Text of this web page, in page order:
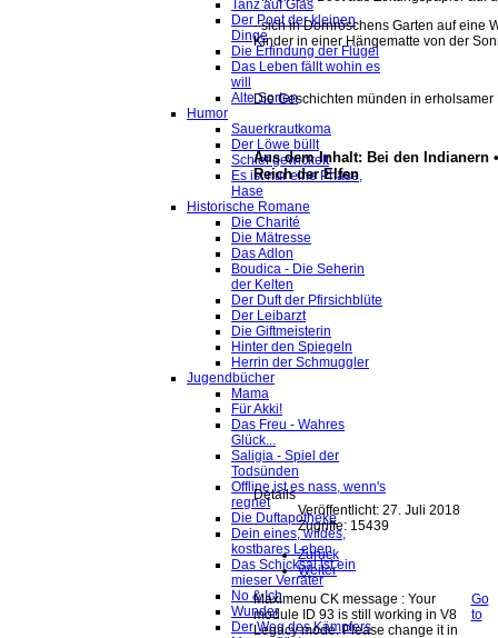
Tanz auf Glas
Der Poet der kleinen
Dinge
Die Erfindung der Flügel
Das Leben fällt wohin es
will
Alte Sorten
Humor
Sauerkrautkoma
Der Löwe büllt
Schief gewickelt
Es ist nur eine Phase,
Hase
Historische Romane
Die Charité
Die Mätresse
Das Adlon
Boudica - Die Seherin
der Kelten
Der Duft der Pfirsichblüte
Der Leibarzt
Die Giftmeisterin
Hinter den Spiegeln
Herrin der Schmuggler
Jugendbücher
Mama
Für Akki!
Das Freu - Wahres
Glück...
Saligia - Spiel der
Todsünden
Offline ist es nass, wenn's
regnet
Die Duftapotheke
Dein eines, wildes,
kostbares Leben
Das Schicksal ist ein
mieser Verräter
No & Ich
Wunder
Der Weg des Kämpfers
- sich in Dornröschens Garten auf eine
Kinder in einer Hängematte von der
Die Geschichten münden in
Aus dem Inhalt: Bei den Indianern
Reich der Elfen
Details
Veröffentlicht: 27. Juli 2018
Zugriffe: 15439
Zurück
Weiter
Maximenu CK message : Your
module ID 93 is still working in V8
Legacy mode. Please change it in
Go
to